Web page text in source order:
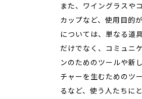
また、ワイングラスや
カップなど、使用目的
については、単なる道
だけでなく、コミュニ
ンのためのツールや新
チャーを生むためのツ
るなど、使う人たちに